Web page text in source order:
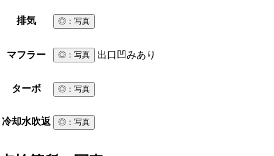
排気 ◎ ：写真
マフラー ◎ ：写真 出口凹みあり
ターボ ◎ ：写真
冷却水吹返 ◎ ：写真